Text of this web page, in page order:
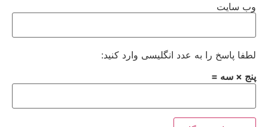
وب‌ سایت
لطفا پاسخ را به عدد انگلیسی وارد کنید:
پنج × سه =